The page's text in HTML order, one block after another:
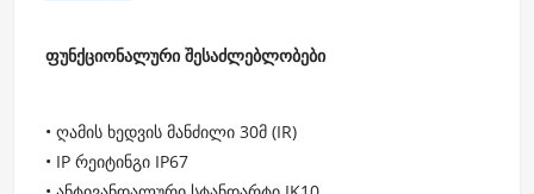
ფუნქციონალური შესაძლებლობები
• ღამის ხედვის მანძილი 30მ (IR)
• IP რეიტინგი IP67